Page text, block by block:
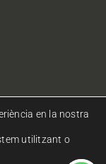
en la nostra
utilitzant o